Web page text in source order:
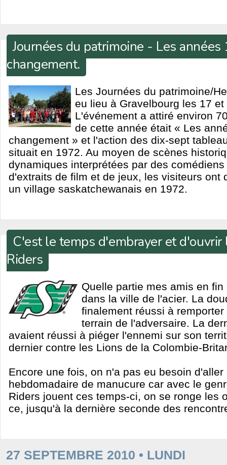
Journées du patrimoine - Les
changement.
Les Journées du patrimoine/
eu lieu à Gravelbourg les 17
L'événement a attiré environ
de cette année était « Les
changement » et l'action des dix-sept
situait en 1972. Au moyen de scènes
dynamiques interprétées par des
d'extraits de film et de jeux, les visiteurs ont
un village saskatchewanais en 1972.
C'est le temps d'embrayer et d'ouvrir
Riders
Quelle partie mes amis en
dans la ville de l'acier. La
finalement réussi à
terrain de l'adversaire. La
avaient réussi à piéger l'ennemi sur son
dernier contre les Lions de la Colombie-
Encore une fois, on n'a pas eu besoin
hebdomadaire de manucure car avec le
Riders jouent ces temps-ci, on se ronge les
ce, jusqu'à la dernière seconde des
27 SEPTEMBRE 2010 • LUNDI